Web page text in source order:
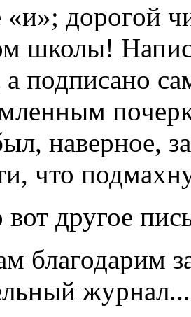
дорогой
школы!
подписано
наверное,
что
другое
благодарим